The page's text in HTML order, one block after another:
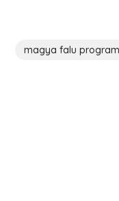
magya falu program